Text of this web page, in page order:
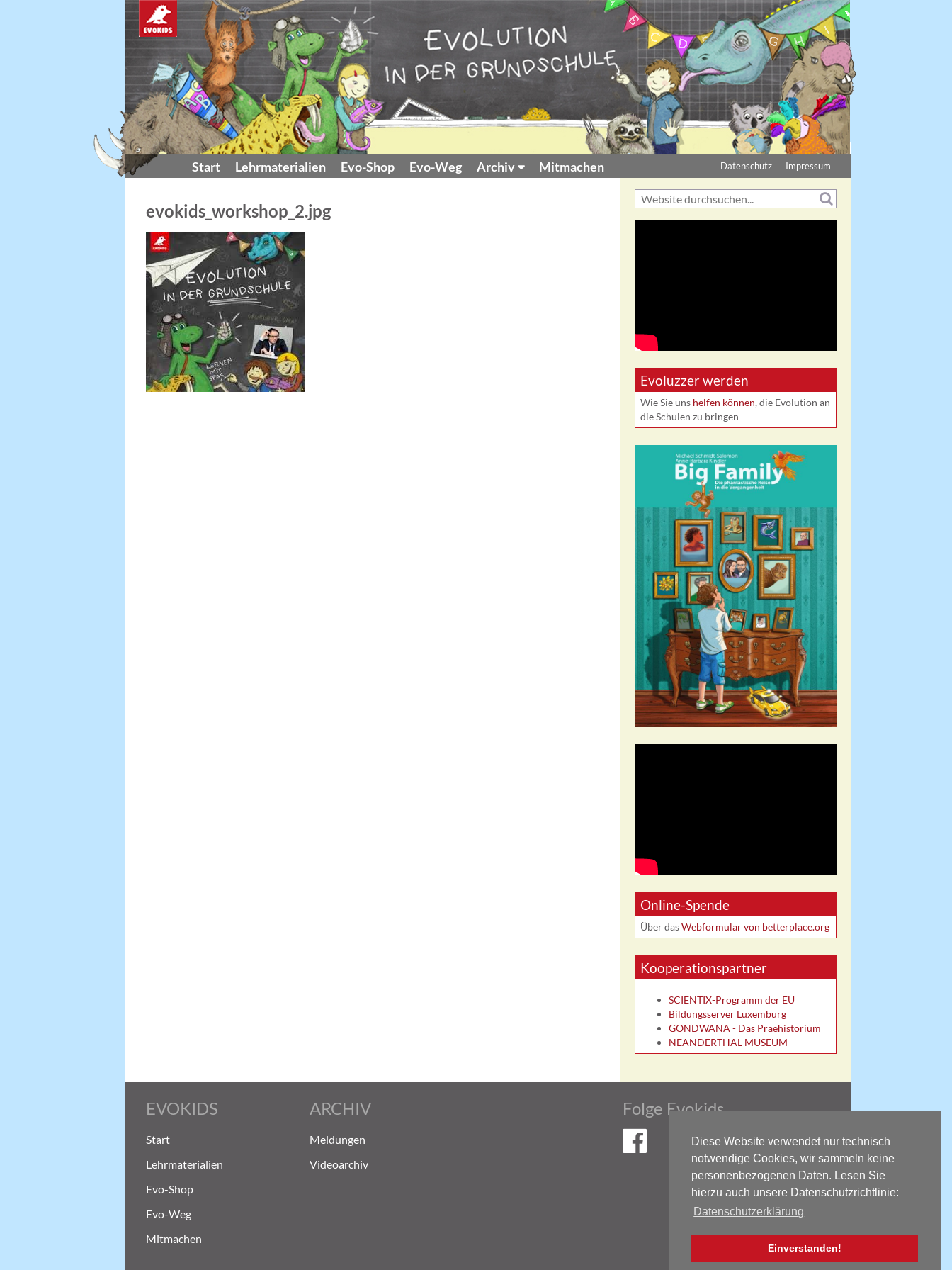
Diese Website verwendet nur technisch
notwendige Cookies, wir sammeln keine
personenbezogenen Daten. Lesen Sie
hierzu auch unsere Datenschutzrichtlinie:
Datenschutzerklärung
Einverstanden!
Start Lehrmaterialien Evo-Shop Evo-Weg Archiv Mitmachen Datenschutz Impressum
evokids_workshop_2.jpg Suchformular
Suche
Evoluzzer werden
Wie Sie uns helfen können, die Evolution an
die Schulen zu bringen
Online-Spende
Über dasWebformular von betterplace.org
Kooperationspartner
SCIENTIX-Programm der EU
Bildungsserver Luxemburg
GONDWANA - Das Praehistorium
NEANDERTHAL MUSEUM
Folge Evokids
EVOKIDS
Start
Lehrmaterialien
Evo-Shop
Evo-Weg
Mitmachen
ARCHIV
Meldungen
Videoarchiv